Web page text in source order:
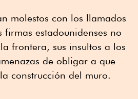
molestos con los llamados
firmas estadounidenses no
frontera, sus insultos a los
de obligar a que
construcción del muro.